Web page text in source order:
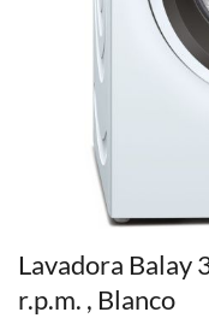
Lavadora Balay
r.p.m. , Blanco